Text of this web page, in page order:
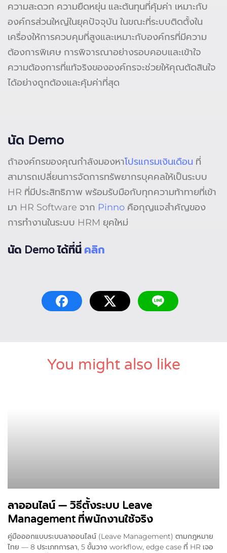
ความสะดวก ความยืดหยุ่น และต้นทุนที่คุ้มค่า เหมาะกับ
องค์กรส่วนใหญ่ในยุคปัจจุบัน ในขณะที่ระบบติดตั้งใน
เครื่องให้การควบคุมที่สูงและเหมาะกับองค์กรที่มีความ
ต้องการพิเศษ การพิจารณาอย่างรอบคอบและเข้าใจ
ความต้องการที่แท้จริงขององค์กรจะช่วยให้คุณตัดสินใจ
ได้อย่างถูกต้องและคุ้มค่าที่สุด
นัด Demo
ถ้าองค์กรของคุณกำลังมองหาโปรแกรมเงินเดือน ที่
สามารถเปลี่ยนการจัดการทรัพยากรบุคคลให้เป็นระบบ
HR ที่มีประสิทธิภาพ พร้อมรับมือกับทุกความท้าทายที่เข้า
มา HR Software จาก Pinno คือกุญแจสำคัญของ
การทำงานในระบบ HRM ยุคใหม่
นัด Demo ได้ที่นี่ คลิก
You might also like
ลาออนไลน์ — วิธีตั้งระบบ Leave
Management ที่พนักงานใช้จริง
คู่มือออกแบบระบบลาออนไลน์ (Leave Management) ตามกฎหมาย
ไทย — 8 ประเภทการลา, 5 ขั้นวาง workflow, edge case ที่ HR เจอ